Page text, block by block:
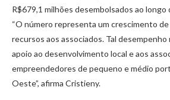
R$679,1 milhões desembolsados ao
“O número representa um crescimento
recursos aos associados. Tal
apoio ao desenvolvimento local e aos
empreendedores de pequeno e médio
Oeste”, afirma Cristieny.